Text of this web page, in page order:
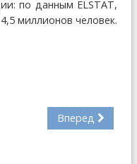
по данным ELSTAT,
миллионов человек.
Вперед